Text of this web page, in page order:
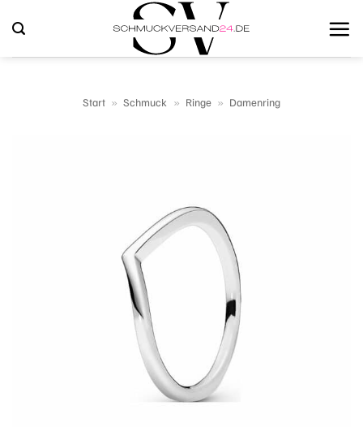
Inhalt
springen
Start » Schmuck » Ringe » Damenring